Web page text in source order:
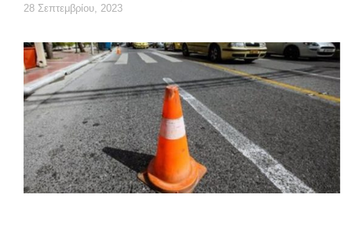
28 Σεπτεμβρίου, 2023